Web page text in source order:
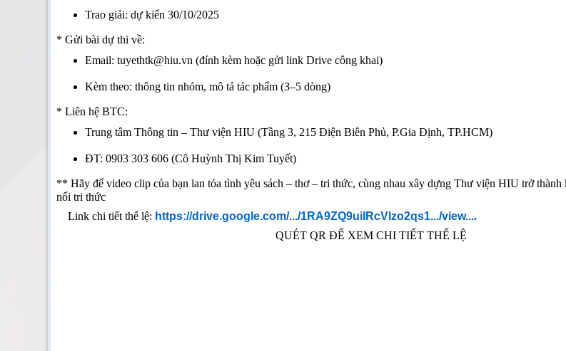
Trao giải: dự kiến 30/10/2025
*Gửi bài dự thi về:
Email: tuyethtk@hiu.vn(đính kèm hoặc gửi link Drive công khai)
Kèm theo: thông tin nhóm, mô tả tác phẩm (3–5 dòng)
*Liên hệ BTC:
Trung tâm Thông tin – Thư viện HIU (Tầng 3, 215 Điện Biên Phủ, P.Gia Định, TP.HCM)
ĐT: 0903 303 606 (Cô Huỳnh Thị Kim Tuyết)
** Hãy để video clip của bạn lan tỏa tình yêu sách – thơ – tri thức, cùng nhau xây dựng Thư viện HIU trở thành
nối tri thức
Link chi tiết thể lệ: https://drive.google.com/.../1RA9ZQ9uiIRcVlzo2qs1.../view....
QUÉT QR ĐỂ XEM CHI TIẾT THỂ LỆ